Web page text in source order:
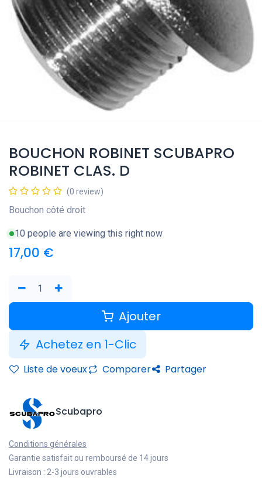
BOUCHON ROBINET SCUBAPRO
ROBINET CLAS. D
(0 review)
Bouchon côté droit
10 people are viewing this right now
17,00 €
Ajouter
Achetez en 1-Clic
Liste de voeux Comparer Partager
Scubapro
Conditions générales
Garantie satisfait ou remboursé de 14 jours
Livraison : 2-3 jours ouvrables